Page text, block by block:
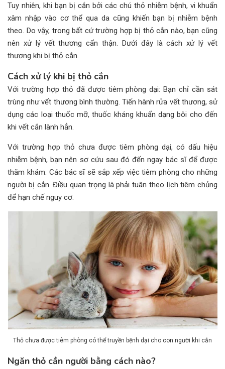
Tuy nhiên, khi bạn bị cắn bởi các chú thỏ nhiễm bệnh, vi khuẩn
xâm nhập vào cơ thể qua da cũng khiến bạn bị nhiễm bệnh
theo. Do vậy, trong bất cứ trường hợp bị thỏ cắn nào, bạn cũng
nên xử lý vết thương cẩn thận. Dưới đây là cách xử lý vết
thương khi bị thỏ cắn.
Cách xử lý khi bị thỏ cắn
Với trường hợp thỏ đã được tiêm phòng dại: Bạn chỉ cần sát
trùng như vết thương bình thường. Tiến hành rửa vết thương, sử
dụng các loại thuốc mỡ, thuốc kháng khuẩn dạng bôi cho đến
khi vết cắn lành hẳn.
Với trường hợp thỏ chưa được tiêm phòng dại, có dấu hiệu
nhiễm bệnh, bạn nên sơ cứu sau đó đến ngay bác sĩ để được
thăm khám. Các bác sĩ sẽ sắp xếp việc tiêm phòng cho những
người bị cắn. Điều quan trọng là phải tuân theo lịch tiêm chủng
để hạn chế nguy cơ.
Thỏ chưa được tiêm phòng có thể truyền bệnh dại cho con người khi cắn
Ngăn thỏ cắn người bằng cách nào?